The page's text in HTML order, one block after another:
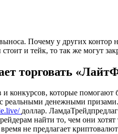
Почему у других контор
и тейк, то так же могут
торговать
которые помогают
реальными денежными
доллар.
найти то, чем они
не предлагает